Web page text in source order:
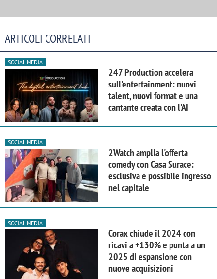
ARTICOLI CORRELATI
SOCIAL MEDIA
247 Production accelera
sull'entertainment: nuovi
talent, nuovi format e una
cantante creata con l'AI
SOCIAL MEDIA
2Watch amplia l'offerta
comedy con Casa Surace:
esclusiva e possibile ingresso
nel capitale
SOCIAL MEDIA
Corax chiude il 2024 con
ricavi a +130% e punta a un
2025 di espansione con
nuove acquisizioni